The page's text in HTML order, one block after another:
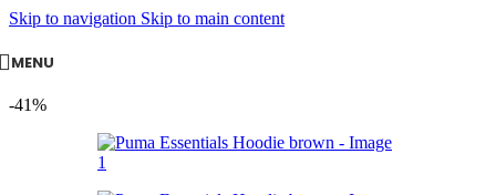
Skip to navigation Skip to main content
MENU
-41%